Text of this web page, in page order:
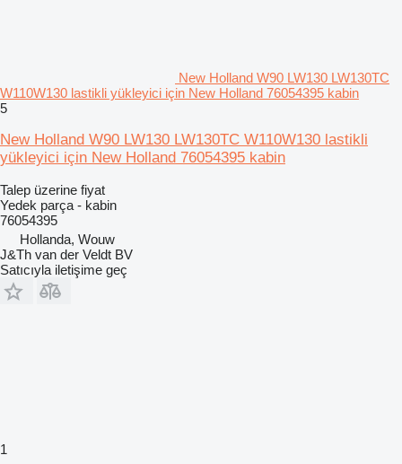
New Holland W90 LW130 LW130TC
W110W130 lastikli yükleyici için New Holland 76054395 kabin
5
New Holland W90 LW130 LW130TC W110W130 lastikli
yükleyici için New Holland 76054395 kabin
Talep üzerine fiyat
Yedek parça - kabin
76054395
Hollanda, Wouw
J&Th van der Veldt BV
Satıcıyla iletişime geç
1